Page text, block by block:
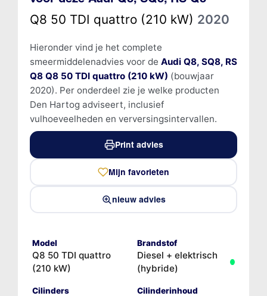
Q8 50 TDI quattro (210 kW) 2020
Hieronder vind je het complete
smeermiddelenadvies voor de Audi Q8, SQ8, RS
Q8 Q8 50 TDI quattro (210 kW) (bouwjaar
2020). Per onderdeel zie je welke producten
Den Hartog adviseert, inclusief
vulhoeveelheden en verversingsintervallen.
Print advies
Mijn favorieten
nieuw advies
Model
Q8 50 TDI quattro
(210 kW)
Brandstof
Diesel + elektrisch
(hybride)
Cilinders Cilinderinhoud